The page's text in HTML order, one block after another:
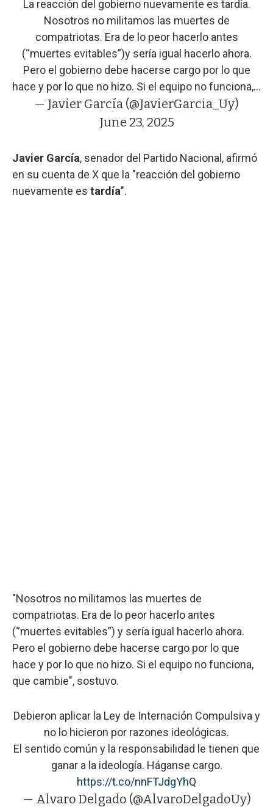
La reacción del gobierno nuevamente es tardía.
Nosotros no militamos las muertes de
compatriotas. Era de lo peor hacerlo antes
(“muertes evitables”)y sería igual hacerlo ahora.
Pero el gobierno debe hacerse cargo por lo que
hace y por lo que no hizo. Si el equipo no funciona,…
— Javier García (@JavierGarcia_Uy)
June 23, 2025
Javier García, senador del Partido Nacional, afirmó
en su cuenta de X que la "reacción del gobierno
nuevamente es tardía".
"Nosotros no militamos las muertes de
compatriotas. Era de lo peor hacerlo antes
(“muertes evitables”) y sería igual hacerlo ahora.
Pero el gobierno debe hacerse cargo por lo que
hace y por lo que no hizo. Si el equipo no funciona,
que cambie", sostuvo.
Debieron aplicar la Ley de Internación Compulsiva y
no lo hicieron por razones ideológicas.
El sentido común y la responsabilidad le tienen que
ganar a la ideología. Háganse cargo.
https://t.co/nnFTJdgYhQ
— Alvaro Delgado (@AlvaroDelgadoUy)